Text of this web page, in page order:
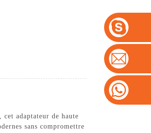
adaptateur de haute
sans compromettre